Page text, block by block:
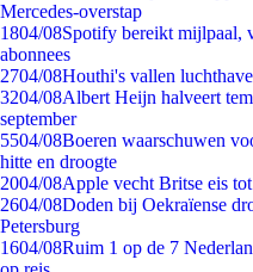
Mercedes-overstap
1804/08Spotify bereikt mijlpaal,
abonnees
2704/08Houthi's vallen
3204/08Albert Heijn halveert
september
5504/08Boeren waarschuwen
hitte en droogte
2004/08Apple vecht Britse eis
2604/08Doden bij Oekraïense
Petersburg
1604/08Ruim 1 op de 7